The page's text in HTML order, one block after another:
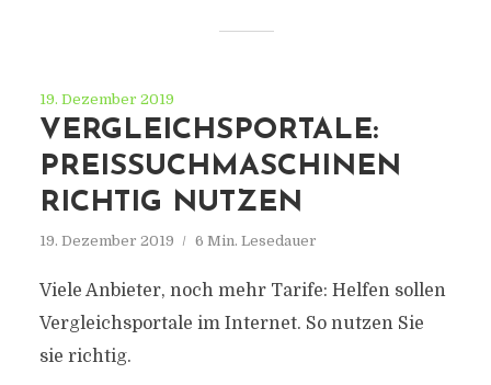
19. Dezember 2019
VERGLEICHSPORTALE:
PREISSUCHMASCHINEN
RICHTIG NUTZEN
19. Dezember 2019 6 Min. Lesedauer
Viele Anbieter, noch mehr Tarife: Helfen sollen
Vergleichsportale im Internet. So nutzen Sie
sie richtig.